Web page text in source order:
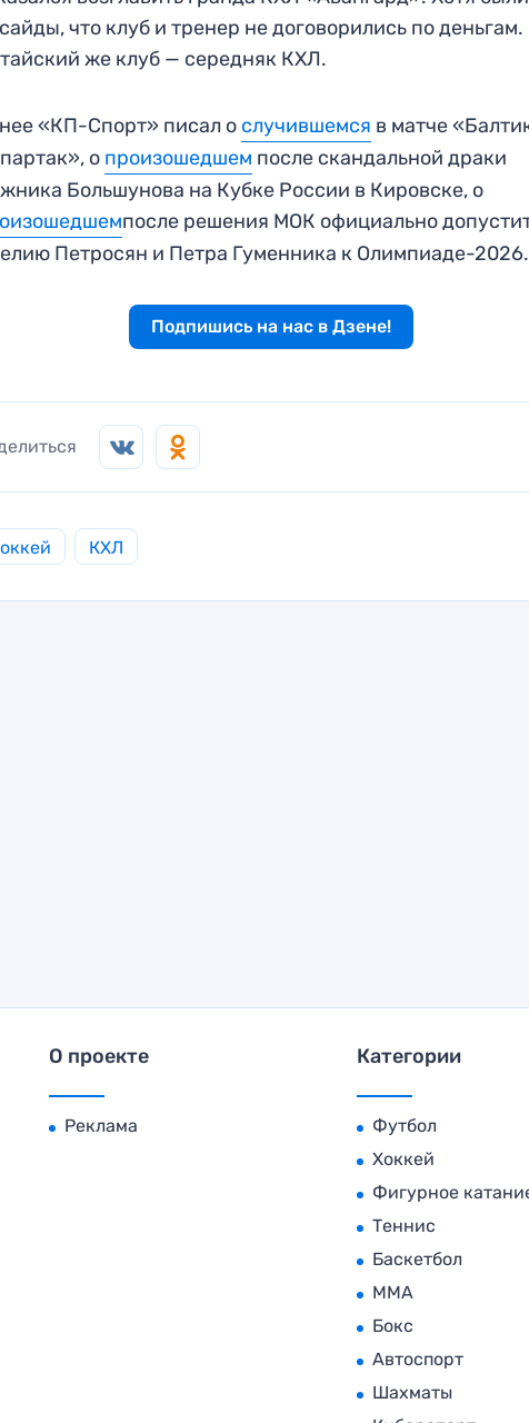
что клуб и тренер не договорились по деньгам.
же клуб — середняк КХЛ.
«КП-Спорт» писал о случившемся в матче
о произошедшем после скандальной драки
Большунова на Кубке России в Кировске, о
после решения МОК официально
Петросян и Петра Гуменника к Олимпиаде-2026.
Подпишись на нас в Дзене!
КХЛ
О проекте
Реклама
Категории
Футбол
Хоккей
Фигурное
Теннис
Баскетбол
MMA
Бокс
Автоспорт
Шахматы